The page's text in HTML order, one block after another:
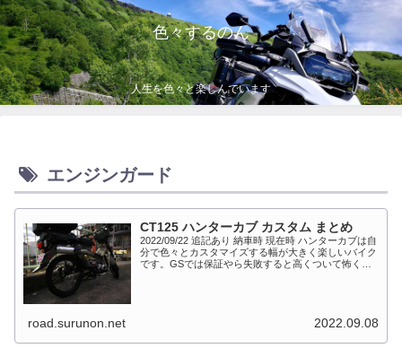
色々するのん
人生を色々と楽しんでいます
エンジンガード
CT125 ハンターカブ カスタム まとめ
2022/09/22 追記あり 納車時 現在時 ハンターカブは自
分で色々とカスタマイズする幅が大きく楽しいバイク
です。GSでは保証やら失敗すると高くついて怖くて
road.surunon.net 2022.09.08